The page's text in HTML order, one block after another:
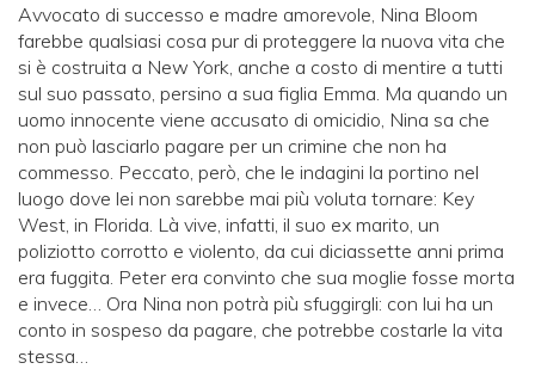
Avvocato di successo e madre amorevole, Nina Bloom
farebbe qualsiasi cosa pur di proteggere la nuova vita che
si è costruita a New York, anche a costo di mentire a tutti
sul suo passato, persino a sua figlia Emma. Ma quando un
uomo innocente viene accusato di omicidio, Nina sa che
non può lasciarlo pagare per un crimine che non ha
commesso. Peccato, però, che le indagini la portino nel
luogo dove lei non sarebbe mai più voluta tornare: Key
West, in Florida. Là vive, infatti, il suo ex marito, un
poliziotto corrotto e violento, da cui diciassette anni prima
era fuggita. Peter era convinto che sua moglie fosse morta
e invece… Ora Nina non potrà più sfuggirgli: con lui ha un
conto in sospeso da pagare, che potrebbe costarle la vita
stessa…